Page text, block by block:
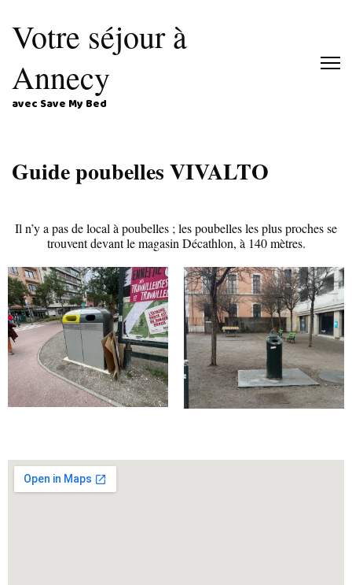
Votre séjour à
Annecy
avec Save My Bed
Guide poubelles VIVALTO
Il n’y a pas de local à poubelles ; les poubelles les plus proches se
trouvent devant le magasin Décathlon, à 140 mètres.